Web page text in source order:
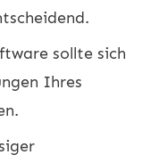
sollte sich
Ihres